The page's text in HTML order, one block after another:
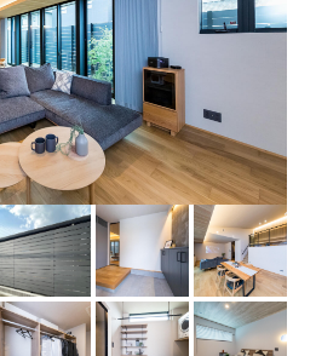
無料会員登録
ログイン